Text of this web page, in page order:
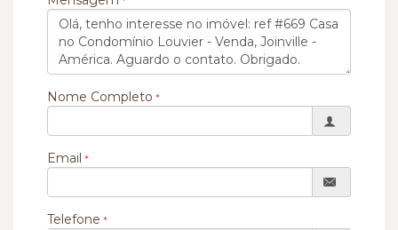
Nome Completo
Email
Telefone